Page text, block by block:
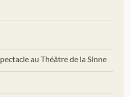
au Théâtre de la Sinne